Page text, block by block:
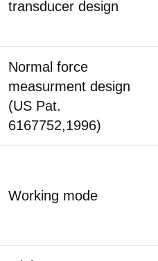
transducer design
Normal force
measurment design
(US Pat.
6167752,1996)
Working mode